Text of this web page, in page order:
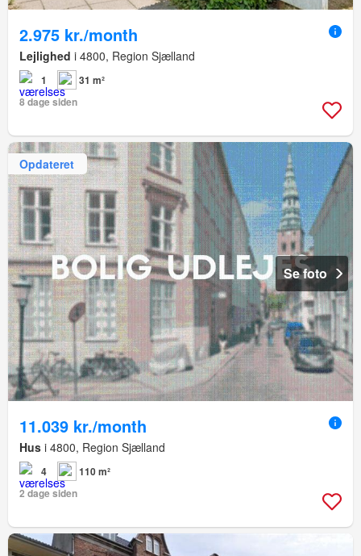
2.975 kr./month
Lejlighed i 4800, Region Sjælland
1
31 m²
8 dage siden
Opdateret
Se foto
11.039 kr./month
Hus i 4800, Region Sjælland
4
110 m²
2 dage siden